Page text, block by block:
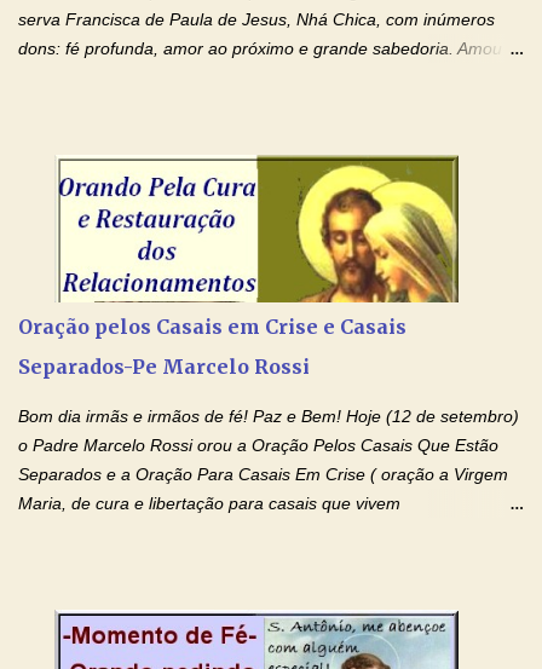
apesar de toda a minha limitação e da infinidade dos meus ...
serva Francisca de Paula de Jesus, Nhá Chica, com inúmeros
dons: fé profunda, amor ao próximo e grande sabedoria. Amou a
Senhor Jesus Cristo, vosso Filho, na unidade do Espírito Santo.
Amém. Novena a Nhá Chica (Oração para obter os favores
celestiais através da intercessão da Serva de Deus Nhá Chica)
(Rezar durante nove dias seguidos ou intercalados) Nhá Chica,
recorro a vós como intercessora entre a Bondade Divina e as
necessidades humanas. Peço-vos, como favor espiritual, que
entregueis nas mãos do Santíssimo o meu pedido urgente (Fazer
o pedido). Acolhei, Nhá Chica, no vosso coração bondoso as
Oração pelos Casais em Crise e Casais
Separados-Pe Marcelo Rossi
Bom dia irmãs e irmãos de fé! Paz e Bem! Hoje (12 de setembro)
o Padre Marcelo Rossi orou a Oração Pelos Casais Que Estão
Separados e a Oração Para Casais Em Crise ( oração a Virgem
Maria, de cura e libertação para casais que vivem
no programa de rádio Momento de Fé, pela cura dos
relacionamentos. Seu relacionamento está doente? Você está